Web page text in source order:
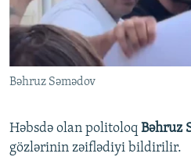
Bəhruz Səmədov
Həbsdə olan politoloq Bəhruz
gözlərinin zəiflədiyi bildirilir.